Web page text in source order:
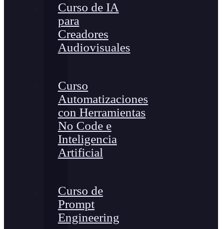
Curso de IA
para
Creadores
Audiovisuales
Curso
Automatizaciones
con Herramientas
No Code e
Inteligencia
Artificial
Curso de
Prompt
Engineering